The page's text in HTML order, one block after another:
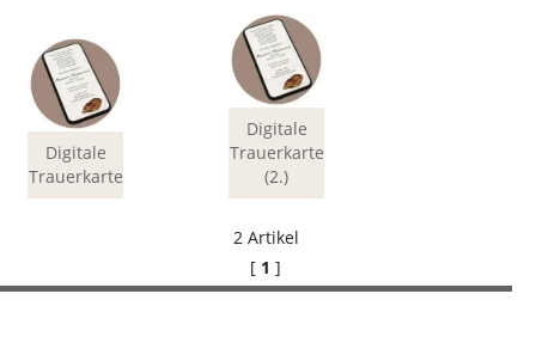
Digitale
Trauerkarte
Digitale
Trauerkarte
(2.)
2 Artikel
[ 1 ]